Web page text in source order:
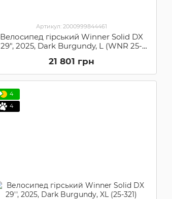
Артикул: 2000999844461
Велосипед гірський Winner Solid DX
29", 2025, Dark Burgundy, L (WNR 25-
21 801 грн
4
4